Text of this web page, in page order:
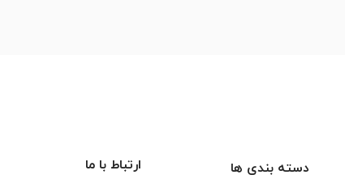
دسته بندی ها ارتباط با ما